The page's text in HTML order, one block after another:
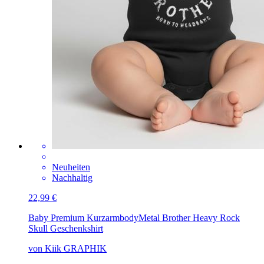
Neuheiten
Nachhaltig
22,99 €
Baby Premium KurzarmbodyMetal Brother Heavy Rock
Skull Geschenkshirt
von Kiik GRAPHIK